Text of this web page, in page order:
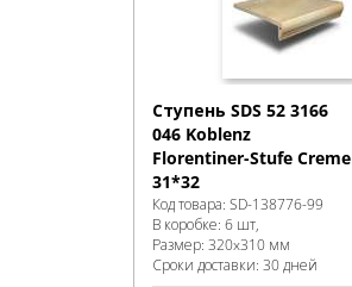
Ступень SDS 52 3166
046 Koblenz
Florentiner-Stufe Creme
31*32
Код товара: SD-138776-99
В коробке: 6 шт,
Размер: 320x310 мм
Сроки доставки: 30 дней